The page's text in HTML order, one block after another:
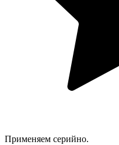
Применяем серийно.